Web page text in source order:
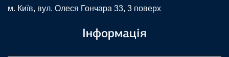
м. Київ, вул. Олеся Гончара 33, 3 поверх
Інформація